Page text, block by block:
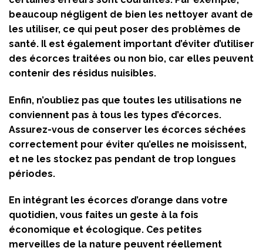
beaucoup négligent de bien les nettoyer avant de
les utiliser, ce qui peut poser des problèmes de
santé. Il est également important d’éviter d’utiliser
des écorces traitées ou non bio, car elles peuvent
contenir des résidus nuisibles.
Enfin, n’oubliez pas que toutes les utilisations ne
conviennent pas à tous les types d’écorces.
Assurez-vous de conserver les écorces séchées
correctement pour éviter qu’elles ne moisissent,
et ne les stockez pas pendant de trop longues
périodes.
En intégrant les écorces d’orange dans votre
quotidien, vous faites un geste à la fois
économique et écologique. Ces petites
merveilles de la nature peuvent réellement